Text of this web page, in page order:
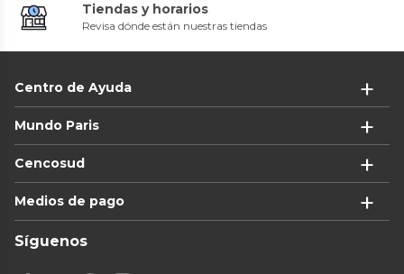
Tiendas y horarios
Revisa dónde están nuestras tiendas
Centro de Ayuda
Mundo Paris
Cencosud
Medios de pago
Síguenos